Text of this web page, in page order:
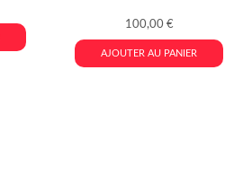
100,00 €
AJOUTER AU PANIER